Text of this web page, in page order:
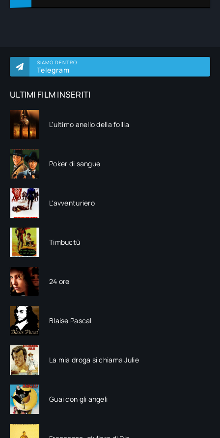
SIAMO DENTRO
Telegram
ULTIMI FILM INSERITI
L'ultimo anello della follia
Poker di sangue
L'avventuriero
Timbuctù
24 ore
Blaise Pascal
La mia droga si chiama Julie
Guai con gli angeli